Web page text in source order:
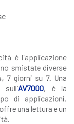
è l'applicazione
smistate diverse
7 giorni su 7. Una
sull'AV7000, è la
di applicazioni.
una lettura e un